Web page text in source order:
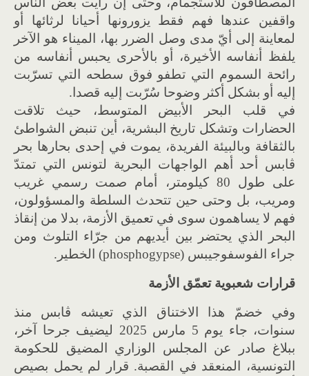
واقفين عندها فهم فقط يزورونها أحيانا لرثائها أو
لمعاينة إلى أيّ مدى وصل الضرر بها، الميناء هو الآخر
يلفظ أنفاسه الأخيرة، أو بالأحرى يحبس أنفاسه من
رائحة السموم التي تطفو فوق سطحه التي تسرّبت
إليه أو بشكل أكثر وضوحا سُرّبت إليه قصدا.
في قلب البحر الأبيض المتوسط، حيث تلاقت
الحضارات وتشكل تاريخ البشرية، أين تنبض الشواطئ
بالثقافة وبالبيئة الفريدة، يموت في إحدى بحارها بحر
ڨابس أحد أهم الواجهات البحرية لتونس التي تمتدّ
على طول 80 كيلومتر، أمام صمت رسمي غريب
ومريب، بل وحتى حين تتحدث السلطة والمسؤولون،
فهم لا يساهمون سوى في تعميق الأزمة، بدلا من إنقاذ
البحر الذي يحتضر بين أيديهم من جرّاء التلوث ومن
جراء الفوسفوجيبس (phosphogypse) الخطير.
قرارات شعبوية تعمّق الأزمة
وفي خضمّ هذا الاختناق الذي تعيشه ڨابس منذ
سنوات، جاء يوم 5 مارس 2025 ليضيف جرحا آخر،
ببلاغ صادر عن المجلس الوزاري المضيق للحكومة
التونسية، المنعقد في القصبة. قرار لم يحمل بصيص